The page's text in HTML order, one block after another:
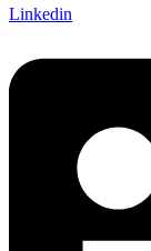
Linkedin